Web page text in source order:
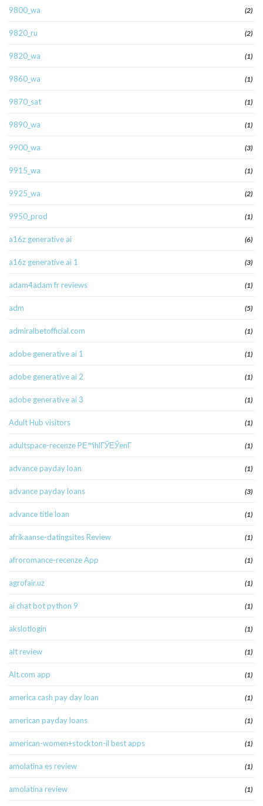
9800_wa (2)
9820_ru (2)
9820_wa (1)
9860_wa (1)
9870_sat (1)
9890_wa (1)
9900_wa (3)
9915_wa (1)
9925_wa (2)
9950_prod (1)
a16z generative ai (6)
a16z generative ai 1 (3)
adam4adam fr reviews (1)
adm (5)
admiralbetofficial.com (1)
adobe generative ai 1 (1)
adobe generative ai 2 (1)
adobe generative ai 3 (1)
Adult Hub visitors (1)
adultspace-recenze PЕ™ihlГЎЕЎenГ­ (1)
advance payday loan (1)
advance payday loans (3)
advance title loan (1)
afrikaanse-datingsites Review (1)
afroromance-recenze App (1)
agrofair.uz (1)
ai chat bot python 9 (1)
akslotlogin (1)
alt review (1)
Alt.com app (1)
america cash pay day loan (1)
american payday loans (1)
american-women+stockton-il best apps (1)
amolatina es review (1)
amolatina review (1)